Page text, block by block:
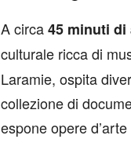
A circa45 minuti di
culturale ricca di
Laramie, ospita
collezione di
espone opere